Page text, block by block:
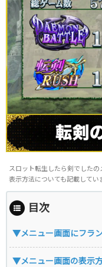
スロット転生したら剣でした
表示方法についても記載してい
目次
▼メニュー画面にフラ
▼メニュー画面の表示